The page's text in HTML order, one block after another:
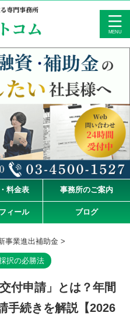
料金表 事務所のご案内
ィール ブログ
事業進出補助金 >
択の必勝法
付申請」とは？年間
手続きを解説【2026